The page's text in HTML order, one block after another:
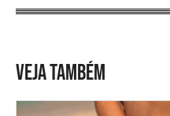
VEJA TAMBÉM